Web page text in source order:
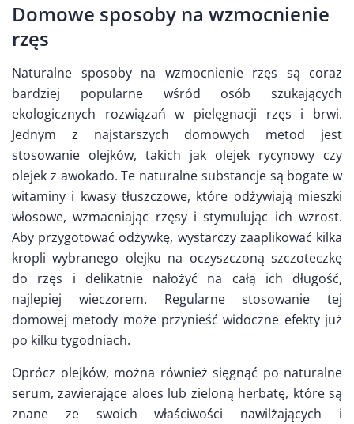
Domowe sposoby na wzmocnienie
rzęs
Naturalne sposoby na wzmocnienie rzęs są coraz
bardziej popularne wśród osób szukających
ekologicznych rozwiązań w pielęgnacji rzęs i brwi.
Jednym z najstarszych domowych metod jest
stosowanie olejków, takich jak olejek rycynowy czy
olejek z awokado. Te naturalne substancje są bogate w
witaminy i kwasy tłuszczowe, które odżywiają mieszki
włosowe, wzmacniając rzęsy i stymulując ich wzrost.
Aby przygotować odżywkę, wystarczy zaaplikować kilka
kropli wybranego olejku na oczyszczoną szczoteczkę
do rzęs i delikatnie nałożyć na całą ich długość,
najlepiej wieczorem. Regularne stosowanie tej
domowej metody może przynieść widoczne efekty już
po kilku tygodniach.
Oprócz olejków, można również sięgnąć po naturalne
serum, zawierające aloes lub zieloną herbatę, które są
znane ze swoich właściwości nawilżających i